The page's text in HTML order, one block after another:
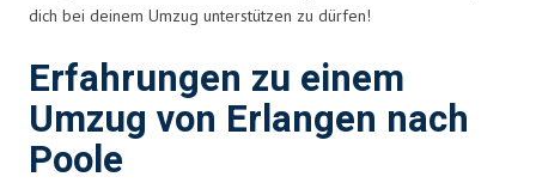
dich bei deinem Umzug unterstützen zu dürfen!
Erfahrungen zu einem
Umzug von Erlangen nach
Poole